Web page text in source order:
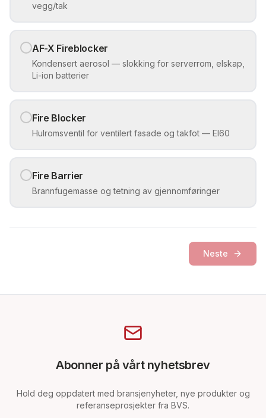
vegg/tak
AF-X Fireblocker
Kondensert aerosol — slokking for serverrom, elskap,
Li-ion batterier
Fire Blocker
Hulromsventil for ventilert fasade og takfot — EI60
Fire Barrier
Brannfugemasse og tetning av gjennomføringer
Neste
Abonner på vårt nyhetsbrev
Hold deg oppdatert med bransjenyheter, nye produkter og
referanseprosjekter fra BVS.